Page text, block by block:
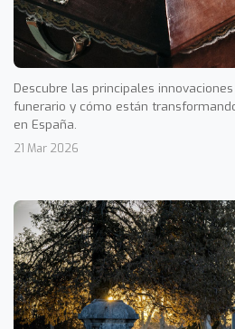
Descubre las principales
funerario y cómo están
en España.
21 Mar 2026